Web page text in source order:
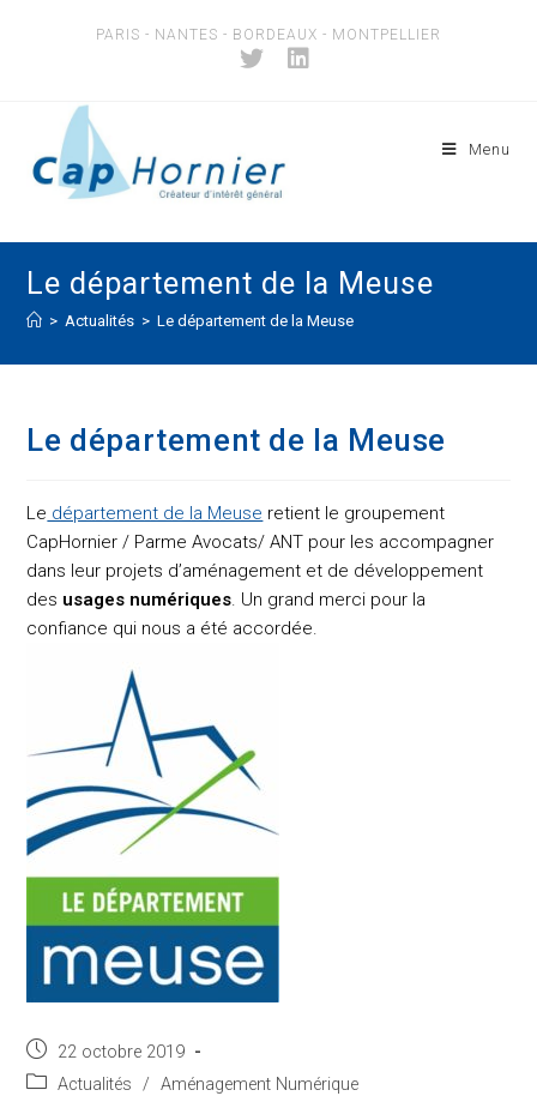
PARIS - NANTES - BORDEAUX - MONTPELLIER
Menu
Le département de la Meuse
> Actualités > Le département de la Meuse
Le département de la Meuse
Le département de la Meuse retient le groupement
CapHornier/ Parme Avocats/ ANT pour les accompagner
dans leur projets d’aménagement et de développement
des usages numériques. Un grand merci pour la
confiance qui nous a été accordée.
Post
published:
22 octobre 2019
PostActualités / Aménagement Numérique